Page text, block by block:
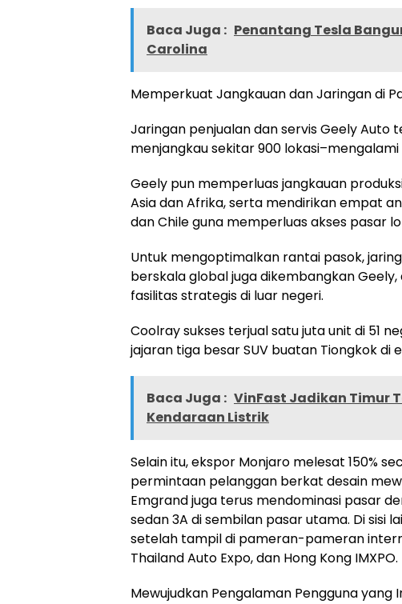
Baca Juga : Penantang Tesla
Carolina
Memperkuat Jangkauan dan Jaringan di
Jaringan penjualan dan servis Geely
menjangkau sekitar 900
Geely pun memperluas jangkauan
Asia dan Afrika, serta mendirikan empat
dan Chile guna memperluas akses pasar
Untuk mengoptimalkan rantai pasok,
berskala global juga dikembangkan
fasilitas strategis di luar negeri.
Coolray sukses terjual satu juta unit di 51
jajaran tiga besar SUV buatan Tiongkok di
Baca Juga : VinFast Jadikan Timur
Kendaraan Listrik
Selain itu, ekspor Monjaro melesat 150%
permintaan pelanggan berkat desain
Emgrand juga terus mendominasi pasar
sedan 3A di sembilan pasar utama. Di sisi
setelah tampil di pameran-pameran
Thailand Auto Expo, dan Hong Kong IMXPO.
Mewujudkan Pengalaman Pengguna yang